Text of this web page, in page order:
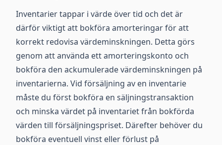
Inventarier tappar i värde över tid och det är
därför viktigt att bokföra amorteringar för att
korrekt redovisa värdeminskningen. Detta görs
genom att använda ett amorteringskonto och
bokföra den ackumulerade värdeminskningen på
inventarierna. Vid försäljning av en inventarie
måste du först bokföra en säljningstransaktion
och minska värdet på inventariet från bokförda
värden till försäljningspriset. Därefter behöver du
bokföra eventuell vinst eller förlust på